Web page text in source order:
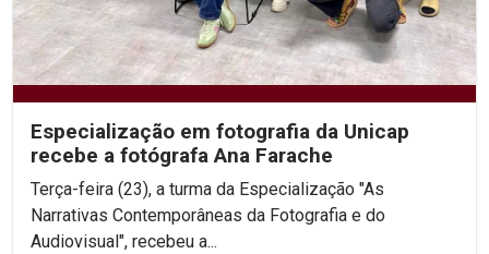
Especialização em fotografia da Unicap
recebe a fotógrafa Ana Farache
Terça-feira (23), a turma da Especialização "As
Narrativas Contemporâneas da Fotografia e do
Audiovisual", recebeu a...